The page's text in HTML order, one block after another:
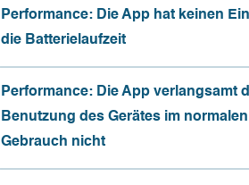
Performance: Die App hat keinen
die Batterielaufzeit
Performance: Die App verlangsamt
Benutzung des Gerätes im normalen
Gebrauch nicht